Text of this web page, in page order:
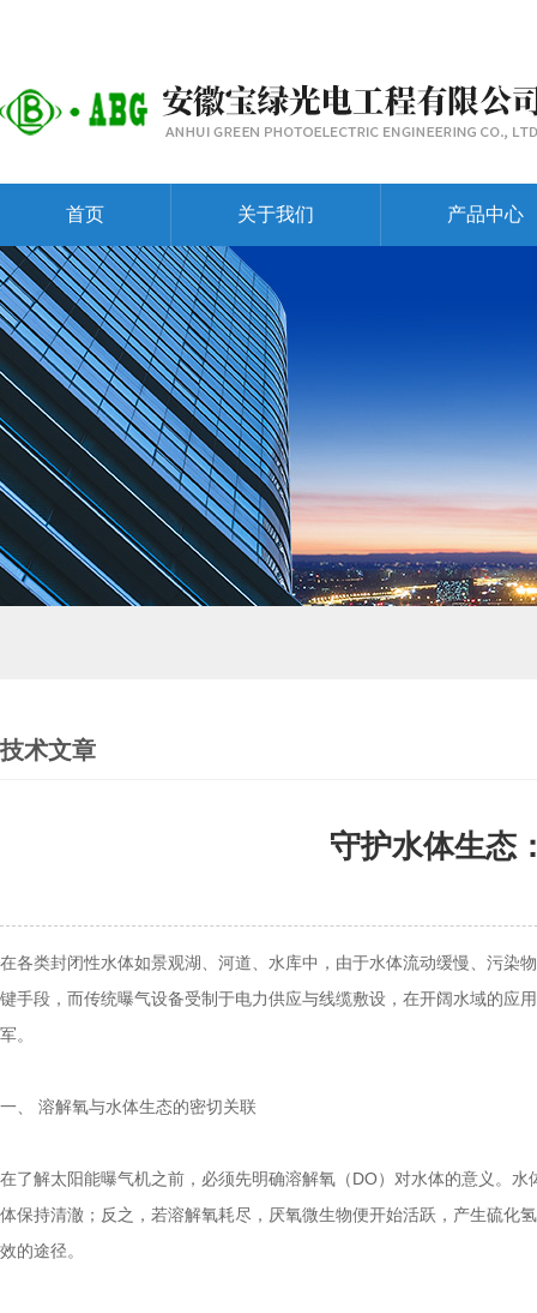
首页 关于我们 产品中心
技术文章
守护水体生态
在各类封闭性水体如景观湖、河道、水库中，由于水体流动缓慢、污染
键手段，而传统曝气设备受制于电力供应与线缆敷设，在开阔水域的应
军。
一、 溶解氧与水体生态的密切关联
在了解太阳能曝气机之前，必须先明确溶解氧（DO）对水体的意义。
体保持清澈；反之，若溶解氧耗尽，厌氧微生物便开始活跃，产生硫化
效的途径。